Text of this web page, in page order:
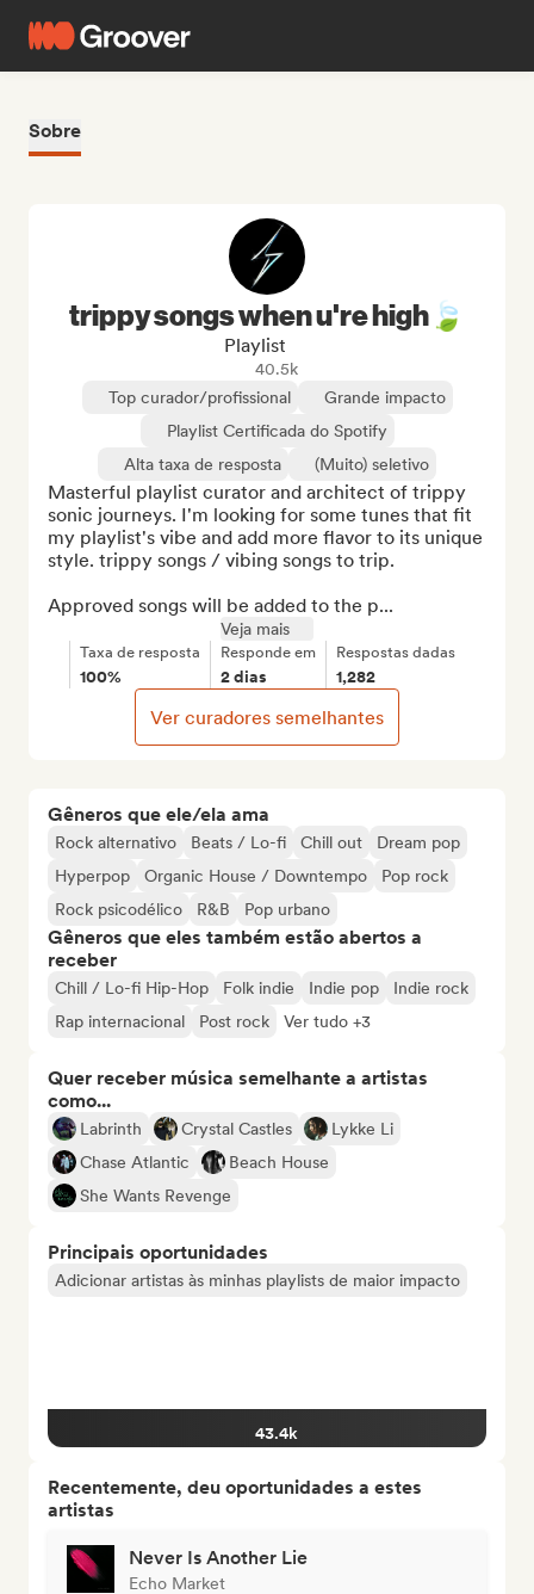
Sobre
Gêneros que ele/ela ama
Rock alternativo Beats / Lo-fi Chill out
Dream pop
Hyperpop
Organic House / Downtempo
Pop rock
Rock psicodélico
R&B Pop urbano
Gêneros que eles também estão abertos a
receber
Chill / Lo-fi Hip-Hop Folk indie Indie pop
Indie rock
Rap internacional
Post rock Ver tudo +3
Quer receber música semelhante a artistas
como...
Labrinth Crystal Castles
Lykke Li
Chase Atlantic
Beach House
She Wants Revenge
Principais oportunidades
Adicionar artistas às minhas playlists de maior impacto
43.4k
Recentemente, deu oportunidades a estes
artistas
Never Is Another Lie
Echo Market
trippy songs when u're high🍃
Playlist
40.5k
Top curador/profissional
Grande impacto
Playlist Certificada do Spotify
Alta taxa de resposta
(Muito) seletivo
Masterful playlist curator and architect of trippy
sonic journeys. I'm looking for some tunes that fit
my playlist's vibe and add more flavor to its unique
style. trippy songs / vibing songs to trip.
Approved songs will be added to the p...
Veja mais
Taxa de resposta
100%
Responde em
2 dias
Respostas dadas
1,282
Ver curadores semelhantes